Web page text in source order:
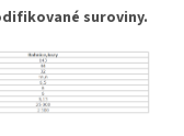
suroviny.